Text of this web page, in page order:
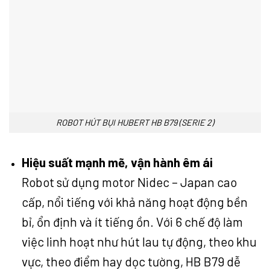
ROBOT HÚT BỤI HUBERT HB B79 (SERIE 2)
Hiệu suất mạnh mẽ, vận hành êm ái
Robot sử dụng motor Nidec – Japan cao
cấp, nổi tiếng với khả năng hoạt động bền
bỉ, ổn định và ít tiếng ồn. Với 6 chế độ làm
việc linh hoạt như hút lau tự động, theo khu
vực, theo điểm hay dọc tường, HB B79 dễ